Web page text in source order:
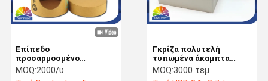
Επίπεδο
προσαρμοσμένο
σωλήνας μέγεθος
συσκευασίας εγγράφου
MOQ:2000/υ
Γκρίζα πολυτελή
τυπωμένα άκαμπτα
συσκευάζοντας κιβώτια
Sunglass λογότυπων
MOQ:3000 τεμ